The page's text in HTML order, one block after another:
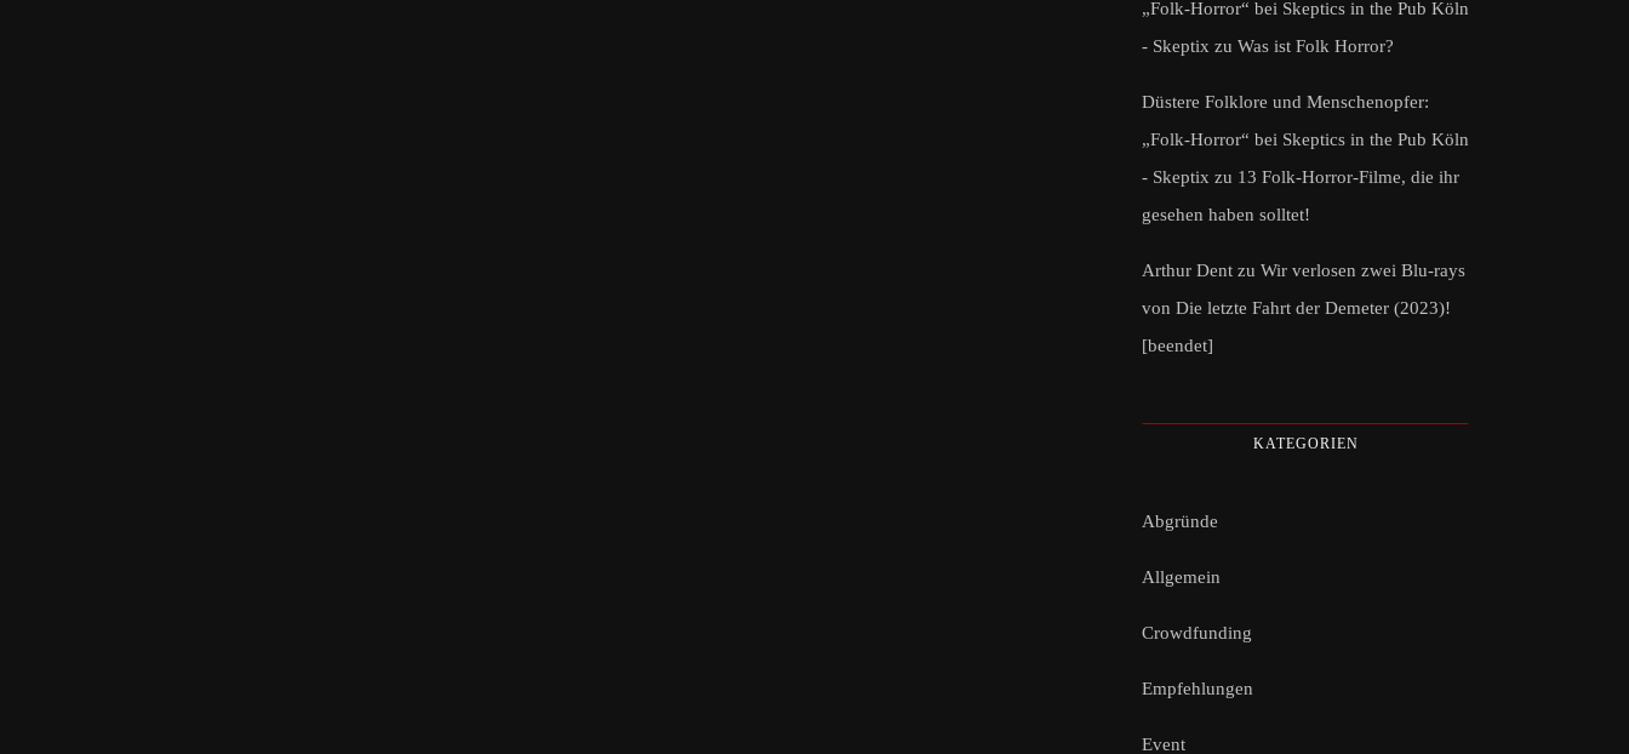
„Folk-Horror“ bei Skeptics in the Pub Köln
- Skeptix zu Was ist Folk Horror?
Düstere Folklore und Menschenopfer:
„Folk-Horror“ bei Skeptics in the Pub Köln
- Skeptix zu 13 Folk-Horror-Filme, die ihr
gesehen haben solltet!
Arthur Dent zu Wir verlosen zwei Blu-rays
von Die letzte Fahrt der Demeter (2023)!
[beendet]
KATEGORIEN
Abgründe
Allgemein
Crowdfunding
Empfehlungen
Event